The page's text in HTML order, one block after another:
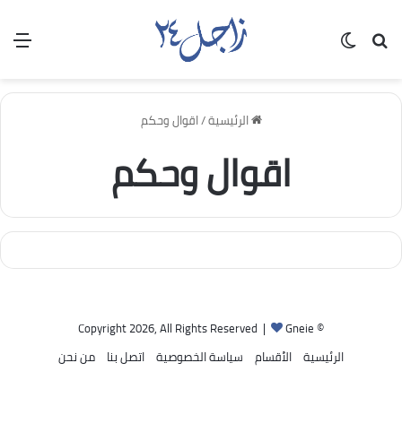
بحث عن
الرئيسية/اقوال وحكم
اقوال وحكم
© Copyright 2026, All Rights Reserved |
Gneie
الرئيسية الأقسام سياسة الخصوصية اتصل بنا من نحن